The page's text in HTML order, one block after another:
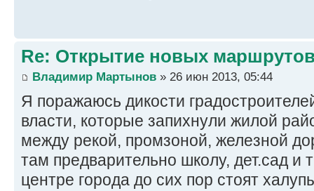
Re: Открытие новых
Владимир Мартынов » 26 июн 2013, 05:44
Я поражаюсь дикости
власти, которые запихнули жилой
между рекой, промзоной, железной
там предварительно школу, дет.сад и
центре города до сих пор стоят